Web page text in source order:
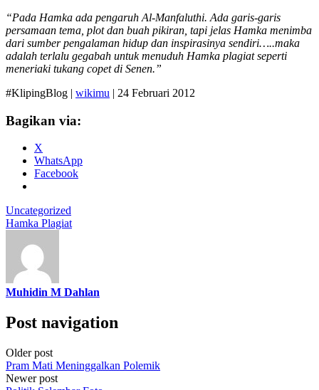
“Pada Hamka ada pengaruh Al-Manfaluthi. Ada garis-garis
persamaan tema, plot dan buah pikiran, tapi jelas Hamka menimba
dari sumber pengalaman hidup dan inspirasinya sendiri…..maka
adalah terlalu gegabah untuk menuduh Hamka plagiat seperti
meneriaki tukang copet di Senen.”
#KlipingBlog | wikimu | 24 Februari 2012
Bagikan via:
X
WhatsApp
Facebook
Uncategorized
Hamka Plagiat
Muhidin M Dahlan
Post navigation
Older post
Pram Mati Meninggalkan Polemik
Newer post